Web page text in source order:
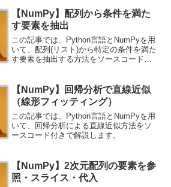
【NumPy】配列から条件を満た
す要素を抽出
この記事では、Python言語とNumPyを用
いて、配列(リスト)から特定の条件を満た
す要素を抽出する方法をソースコード付
【NumPy】回帰分析で直線近似
（線形フィッティング）
この記事では、Python言語とNumPyを用
いて、回帰分析による直線近似方法をソ
ースコード付きで解説します。
【NumPy】2次元配列の要素を参
照・スライス・代入